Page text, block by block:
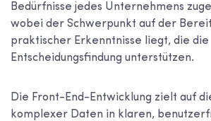
Bedürfnisse jedes Unternehmens
wobei der Schwerpunkt auf der
praktischer Erkenntnisse liegt, die die
Entscheidungsfindung unterstützen.
Die Front-End-Entwicklung zielt auf
komplexer Daten in klaren,